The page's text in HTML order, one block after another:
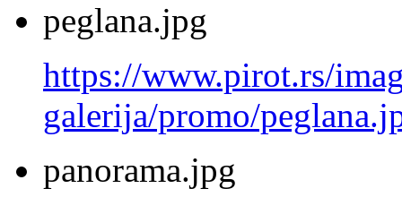
peglana.jpg
https://www.pirot.rs/
galerija/promo/
panorama.jpg